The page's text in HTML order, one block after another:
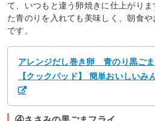
て、いつもと違う卵焼きに仕上がり
た青のりを入れても美味しく、朝食
です。
アレンジだし巻き卵 青のり黒ご
【クックパッド】 簡単おいしいみ